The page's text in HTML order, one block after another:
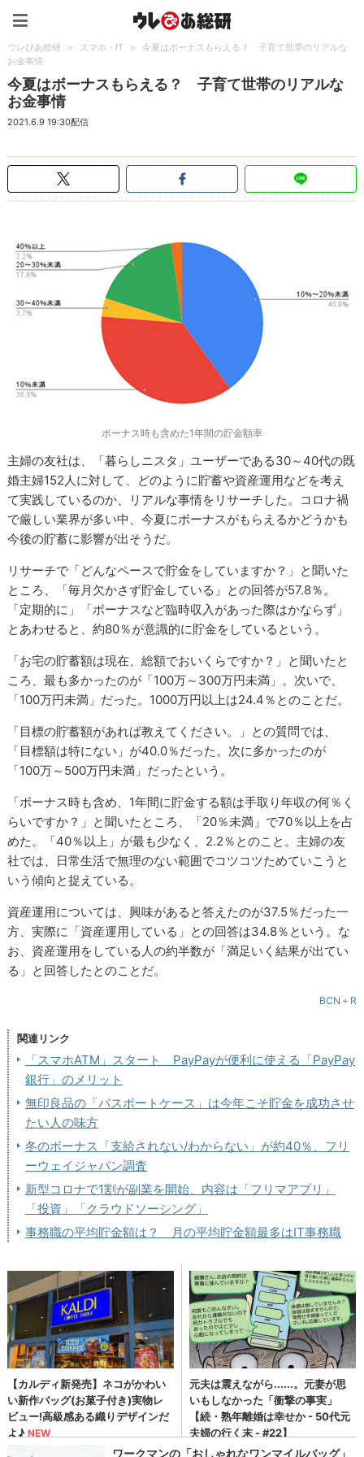
ウレぴあ総研 > スマホ・IT >
今夏はボーナスもらえる？ 子育て世帯のリアルな
お金事情
今夏はボーナスもらえる？ 子育て世帯のリアルな
お金事情
2021.6.9 19:30配信
ボーナス時も含めた1年間の貯金額率
主婦の友社は、「暮らしニスタ」ユーザーである30～40代の既
婚主婦152人に対して、どのように貯蓄や資産運用などを考え
て実践しているのか、リアルな事情をリサーチした。コロナ禍
で厳しい業界が多い中、今夏にボーナスがもらえるかどうかも
今後の貯蓄に影響が出そうだ。
リサーチで「どんなペースで貯金をしていますか？」と聞いた
ところ、「毎月欠かさず貯金している」との回答が57.8％。
「定期的に」「ボーナスなど臨時収入があった際はかならず」
とあわせると、約80％が意識的に貯金をしているという。
「お宅の貯蓄額は現在、総額でおいくらですか？」と聞いたと
ころ、最も多かったのが「100万～300万円未満」。次いで、
「100万円未満」だった。1000万円以上は24.4％とのことだ。
「目標の貯蓄額があれば教えてください。」との質問では、
「目標額は特にない」が40.0％だった。次に多かったのが
「100万～500万円未満」だったという。
「ボーナス時も含め、1年間に貯金する額は手取り年収の何％く
らいですか？」と聞いたところ、「20％未満」で70％以上を占
めた。「40％以上」が最も少なく、2.2％とのこと。主婦の友
社では、日常生活で無理のない範囲でコツコツためていこうと
いう傾向と捉えている。
資産運用については、興味があると答えたのが37.5％だった一
方、実際に「資産運用している」との回答は34.8％という。な
お、資産運用をしている人の約半数が「満足いく結果が出てい
る」と回答したとのことだ。
BCN＋R
関連リンク
「スマホATM」スタート PayPayが便利に使える「PayPay
銀行」のメリット
無印良品の「パスポートケース」は今年こそ貯金を成功させ
たい人の味方
冬のボーナス「支給されない/わからない」が約40％、フリ
ーウェイジャパン調査
新型コロナで1割が副業を開始、内容は「フリマアプリ」
「投資」「クラウドソーシング」
事務職の平均貯金額は？ 月の平均貯金額最多はIT事務職